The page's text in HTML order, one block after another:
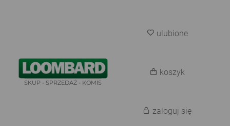
SKUP - SPRZEDAŻ - KOMIS
ulubione
koszyk
zaloguj się